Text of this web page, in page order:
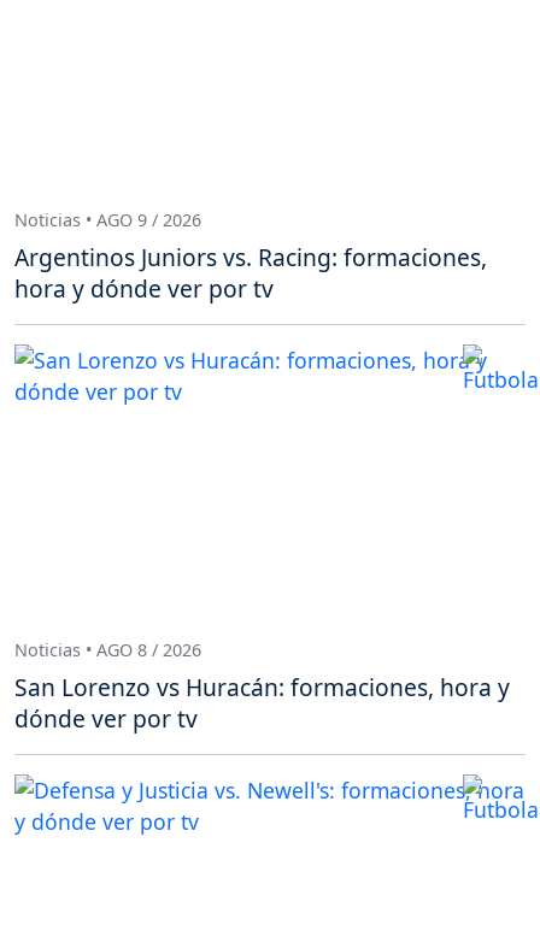
Noticias • AGO 9 / 2026
Argentinos Juniors vs. Racing: formaciones,
hora y dónde ver por tv
Noticias • AGO 8 / 2026
San Lorenzo vs Huracán: formaciones, hora y
dónde ver por tv